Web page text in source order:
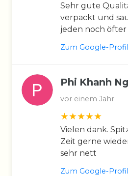
Sehr gute
verpackt und
jeden noch
Zum Google-Profil
Phi Khanh
vor einem Jahr
Vielen dank.
Zeit gerne
sehr nett
Zum Google-Profil